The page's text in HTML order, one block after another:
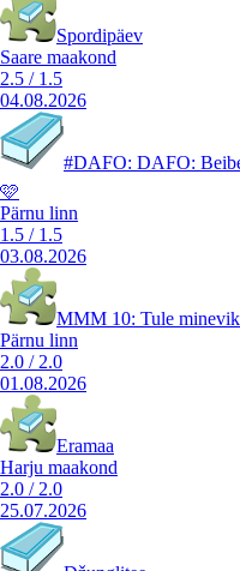
Spordipäev
Saare maakond
2.5 / 1.5
04.08.2026
#DAFO: DAFO:
🩷
Pärnu linn
1.5 / 1.5
03.08.2026
MMM 10: Tule
Pärnu linn
2.0 / 2.0
01.08.2026
Eramaa
Harju maakond
2.0 / 2.0
25.07.2026